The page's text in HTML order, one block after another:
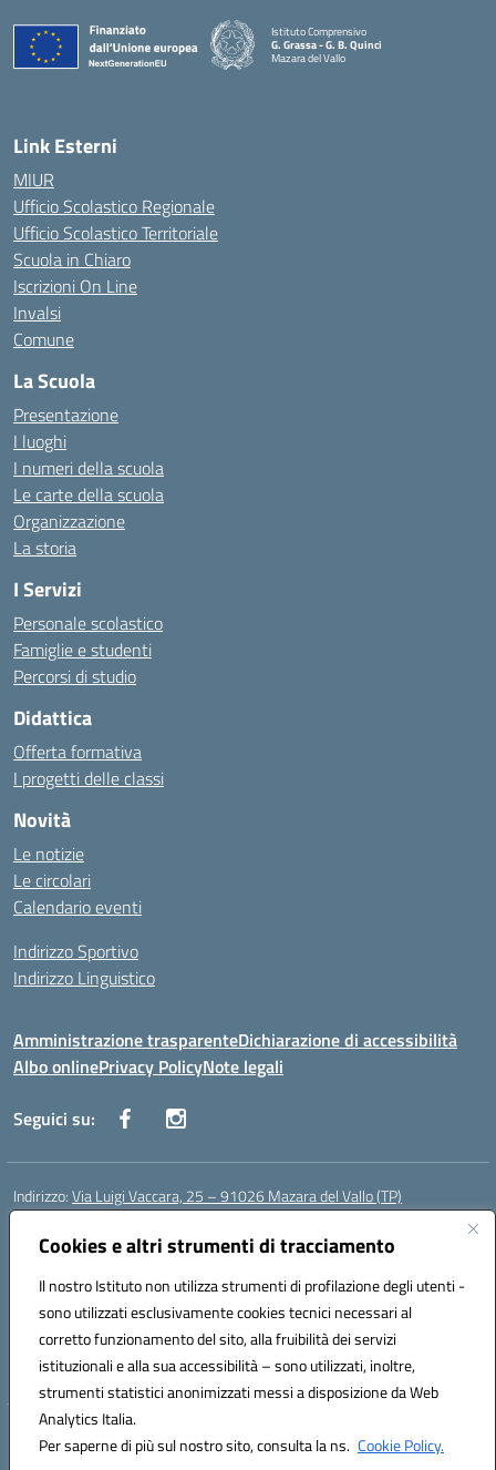
Cookies e altri strumenti di tracciamento
Il nostro Istituto non utilizza strumenti di profilazione degli utenti -
sono utilizzati esclusivamente cookies tecnici necessari al
corretto funzionamento del sito, alla fruibilità dei servizi
istituzionali e alla sua accessibilità – sono utilizzati, inoltre,
strumenti statistici anonimizzati messi a disposizione da Web
Analytics Italia.
Per saperne di più sul nostro sito, consulta la ns. Cookie Policy.
Istituto Comprensivo
G. Grassa - G. B. Quinci
Mazara del Vallo
Link Esterni
MIUR
Ufficio Scolastico Regionale
Ufficio Scolastico Territoriale
Scuola in Chiaro
Iscrizioni On Line
Invalsi
Comune
La Scuola
Presentazione
I luoghi
I numeri della scuola
Le carte della scuola
Organizzazione
La storia
I Servizi
Personale scolastico
Famiglie e studenti
Percorsi di studio
Didattica
Offerta formativa
I progetti delle classi
Novità
Le notizie
Le circolari
Calendario eventi
Indirizzo Sportivo
Indirizzo Linguistico
Amministrazione trasparenteDichiarazione di accessibilità
Albo onlinePrivacy PolicyNote legali
Seguici su:
Indirizzo:Via Luigi Vaccara, 25 – 91026 Mazara del Vallo (TP)
Centralino:
Posta elettronica certificata (PEC):tpic843007@pec.istruzione.it
Codice fiscale: 91036660818
Codice meccanografico:tpic843007
Codice Indice delle Pubbliche Amministrazioni (IPA): icggp
Codice unico di fatturazione (CUF): UFYPS3
Hosting & Powered by 3D Solution S.r.l.
Concept & Design by Designers Italia